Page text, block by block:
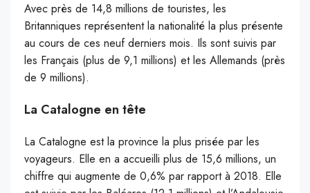
Avec près de 14,8 millions de touristes, les
Britanniques représentent la nationalité la plus présente
au cours de ces neuf derniers mois. Ils sont suivis par
les Français (plus de 9,1 millions) et les Allemands (près
de 9 millions).
La Catalogne en tête
La Catalogne est la province la plus prisée par les
voyageurs. Elle en a accueilli plus de 15,6 millions, un
chiffre qui augmente de 0,6% par rapport à 2018. Elle